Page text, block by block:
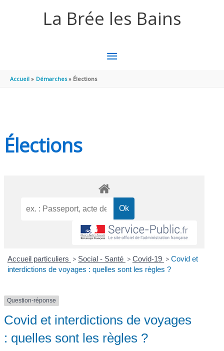
La Brée les Bains
MENU
Accueil Démarches Élections
Élections
Accueil particuliers > Social - Santé > Covid-19 > Covid et
interdictions de voyages : quelles sont les règles ?
Question-réponse
Covid et interdictions de voyages
: quelles sont les règles ?